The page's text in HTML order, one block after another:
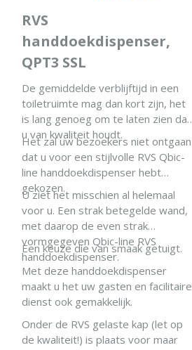
RVS
handdoekdispenser,
QPT3 SSL
De gemiddelde verblijftijd in een
toiletruimte mag dan kort zijn, het
is lang genoeg om te laten zien dat
u van kwaliteit houdt.
Het zal uw bezoekers niet ontgaan
dat u voor een stijlvolle RVS Qbic-
line handdoekdispenser hebt
gekozen.
U ziet het misschien al helemaal
voor u. Een strak betegelde wand,
met daarop de even strak
vormgegeven Qbic-line RVS
handdoekdispenser.
Een keuze die van smaak getuigt.
Met deze handdoekdispenser
maakt u het uw gasten en facilitaire
dienst ook gemakkelijk.
Onder de RVS gelaste kap (let op
de kwaliteit!) is plaats voor maar